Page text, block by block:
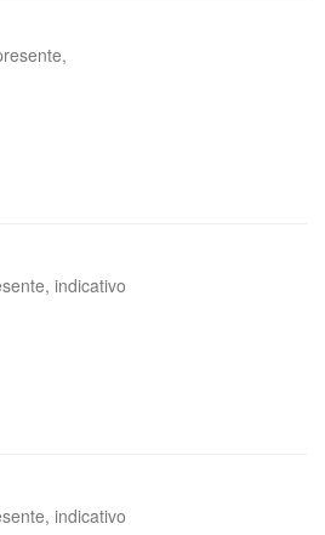
indicativo
indicativo